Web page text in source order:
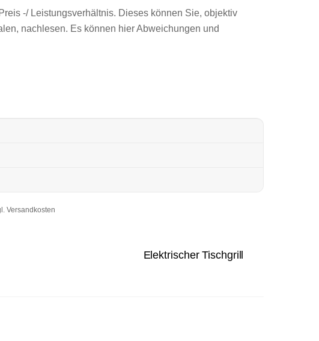
-/ Leistungsverhältnis. Dieses können Sie, objektiv
nachlesen. Es können hier Abweichungen und
Versandkosten
Elektrischer Tischgrill